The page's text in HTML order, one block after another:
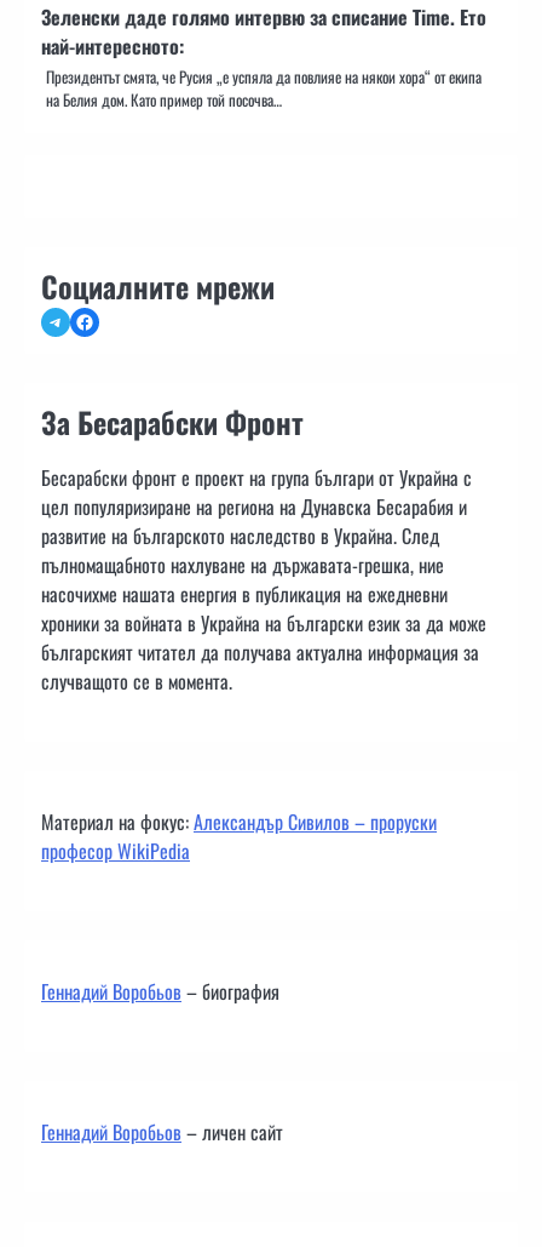
Зеленски даде голямо интервю за списание Time. Ето
най-интересното:
Президентът смята, че Русия „е успяла да повлияе на някои хора“ от екипа
на Белия дом. Като пример той посочва…
Социалните мрежи
TelegramFacebook
За Бесарабски Фронт
Бесарабски фронт е проект на група българи от Украйна с
цел популяризиране на региона на Дунавска Бесарабия и
развитие на българското наследство в Украйна. След
пълномащабното нахлуване на държавата-грешка, ние
насочихме нашата енергия в публикация на ежедневни
хроники за войната в Украйна на български език за да може
българският читател да получава актуална информация за
случващото се в момента.
Материал на фокус:Александър Сивилов – проруски
професор WikiPedia
Геннадий Воробьов– биография
Геннадий Воробьов– личен сайт